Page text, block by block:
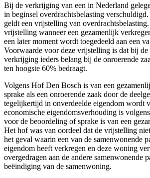
Bij de verkrijging van een in Nederland
in beginsel overdrachtsbelasting
geldt een vrijstelling van
vrijstelling wanneer een gezamenlijk
een later moment wordt toegedeeld aan een
Voorwaarde voor deze vrijstelling is dat bij de
verkrijging ieders belang bij de onroerende
ten hoogste 60% bedraagt.
Volgens Hof Den Bosch is van een
sprake als een onroerende zaak door de
tegelijkertijd in onverdeelde eigendom wordt
economische eigendomsverhouding is
voor de beoordeling of sprake is van een
Het hof was van oordeel dat de vrijstelling
het geval waarin een van de samenwonende
eigendom heeft verkregen en deze woning
overgedragen aan de andere samenwonende
beëindiging van de samenwoning.